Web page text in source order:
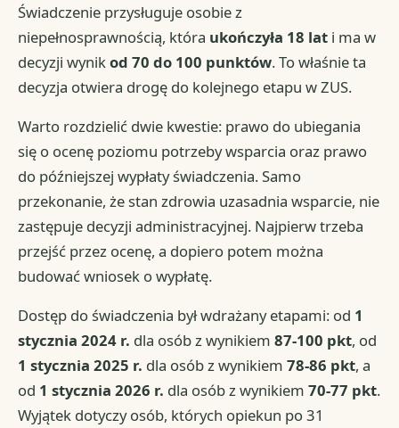
Świadczenie przysługuje osobie z
niepełnosprawnością, która ukończyła 18 lat i ma w
decyzji wynikod 70 do 100 punktów. To właśnie ta
decyzja otwiera drogę do kolejnego etapu w ZUS.
Warto rozdzielić dwie kwestie: prawo do ubiegania
się o ocenę poziomu potrzeby wsparcia oraz prawo
do późniejszej wypłaty świadczenia. Samo
przekonanie, że stan zdrowia uzasadnia wsparcie, nie
zastępuje decyzji administracyjnej. Najpierw trzeba
przejść przez ocenę, a dopiero potem można
budować wniosek o wypłatę.
Dostęp do świadczenia był wdrażany etapami: od 1
stycznia 2024 r. dla osób z wynikiem87-100 pkt, od
1 stycznia 2025 r. dla osób z wynikiem78-86 pkt, a
od 1 stycznia 2026 r. dla osób z wynikiem70-77 pkt.
Wyjątek dotyczy osób, których opiekun po 31